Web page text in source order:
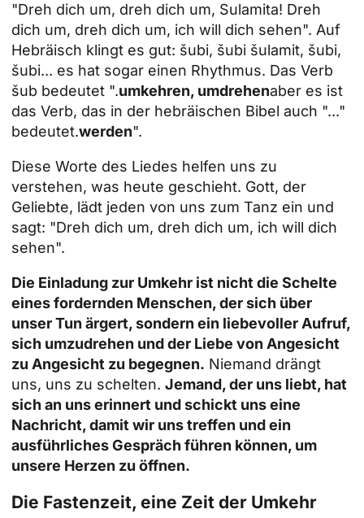
"Dreh dich um, dreh dich um, Sulamita! Dreh
dich um, dreh dich um, ich will dich sehen". Auf
Hebräisch klingt es gut: šubi, šubi šulamit, šubi,
šubi... es hat sogar einen Rhythmus. Das Verb
šub bedeutet ".umkehren, umdrehenaber es ist
das Verb, das in der hebräischen Bibel auch "..."
bedeutet.werden".
Diese Worte des Liedes helfen uns zu
verstehen, was heute geschieht. Gott, der
Geliebte, lädt jeden von uns zum Tanz ein und
sagt: "Dreh dich um, dreh dich um, ich will dich
sehen".
Die Einladung zur Umkehr ist nicht die Schelte
eines fordernden Menschen, der sich über
unser Tun ärgert, sondern ein liebevoller Aufruf,
sich umzudrehen und der Liebe von Angesicht
zu Angesicht zu begegnen. Niemand drängt
uns, uns zu schelten. Jemand, der uns liebt, hat
sich an uns erinnert und schickt uns eine
Nachricht, damit wir uns treffen und ein
ausführliches Gespräch führen können, um
unsere Herzen zu öffnen.
Die Fastenzeit, eine Zeit der Umkehr